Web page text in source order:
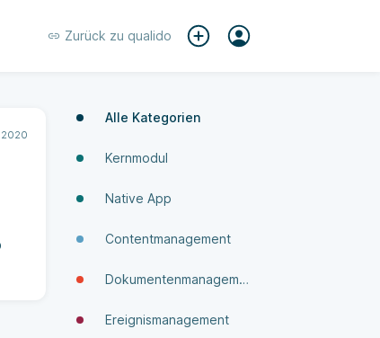
Zurück zu qualido
2020
Alle Kategorien
Kernmodul
Native App
Contentmanagement
Dokumenten­manage­ment
Ereignismanagement